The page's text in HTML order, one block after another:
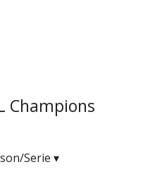
Champions
Serie ▾